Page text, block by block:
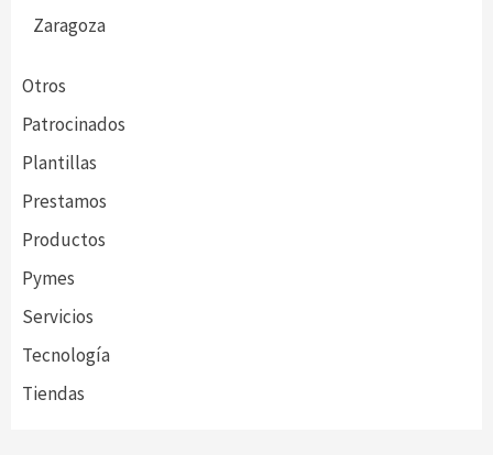
Zaragoza
Otros
Patrocinados
Plantillas
Prestamos
Productos
Pymes
Servicios
Tecnología
Tiendas